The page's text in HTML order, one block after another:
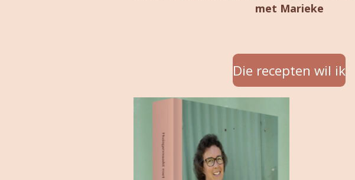
met Marieke
Die recepten wil ik